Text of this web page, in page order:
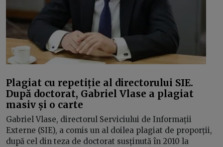
Plagiat cu repetiție al directorului SIE.
După doctorat, Gabriel Vlase a plagiat
masiv și o carte
Gabriel Vlase, directorul Serviciului de Informații
Externe (SIE), a comis un al doilea plagiat de proporții,
după cel din teza de doctorat susținută în 2010 la